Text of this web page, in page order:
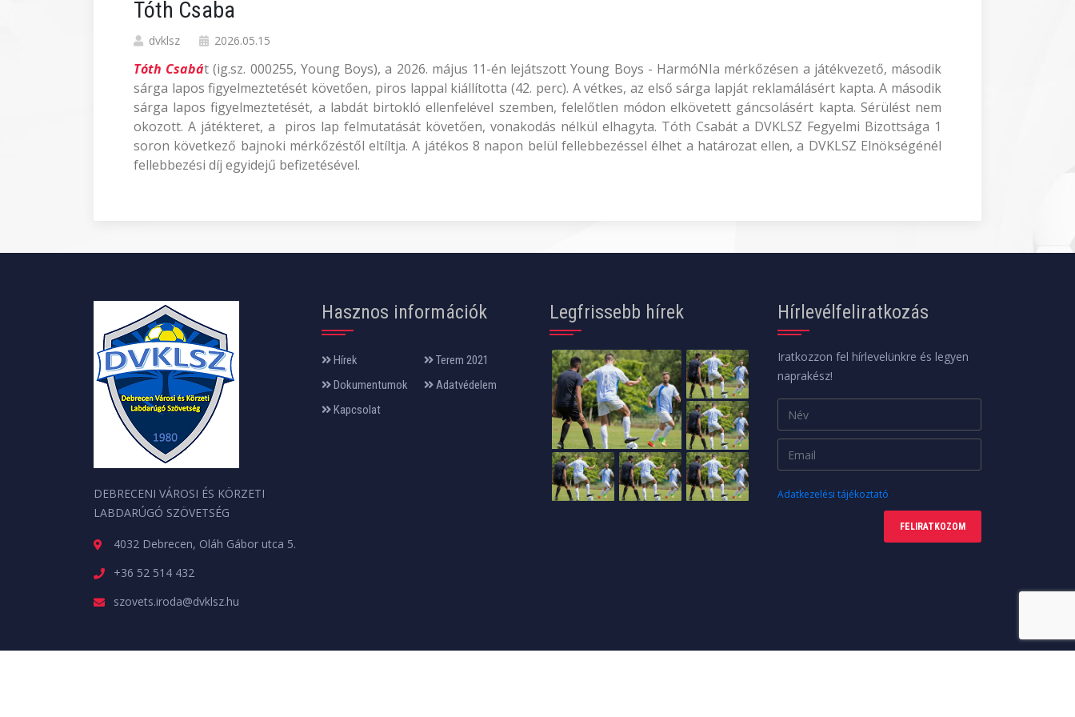
Tóth Csaba
dvklsz 2026.05.15
Tóth Csabát (ig.sz. 000255, Young Boys), a 2026. május 11-én lejátszott Young Boys - HarmóNIa mérkőzésen a játékvezető, második
sárga lapos figyelmeztetését követően, piros lappal kiállította (42. perc). A vétkes, az első sárga lapját reklamálásért kapta. A második
sárga lapos figyelmeztetését, a labdát birtokló ellenfelével szemben, felelőtlen módon elkövetett gáncsolásért kapta. Sérülést nem
okozott. A játékteret, a piros lap felmutatását követően, vonakodás nélkül elhagyta. Tóth Csabát a DVKLSZ Fegyelmi Bizottsága 1
soron következő bajnoki mérkőzéstől eltíltja. A játékos 8 napon belül fellebbezéssel élhet a határozat ellen, a DVKLSZ Elnökségénél
fellebbezési díj egyidejű befizetésével.
DEBRECENI VÁROSI ÉS KÖRZETI
LABDARÚGÓ SZÖVETSÉG
4032 Debrecen, Oláh Gábor utca 5.
+36 52 514 432
szovets.iroda@dvklsz.hu
Hasznos információk
Hírek
Terem 2021
Dokumentumok
Adatvédelem
Kapcsolat
Legfrissebb hírek Hírlevélfeliratkozás
Iratkozzon fel hírlevelünkre és legyen
naprakész!
Adatkezelési tájékoztató
FELIRATKOZOM